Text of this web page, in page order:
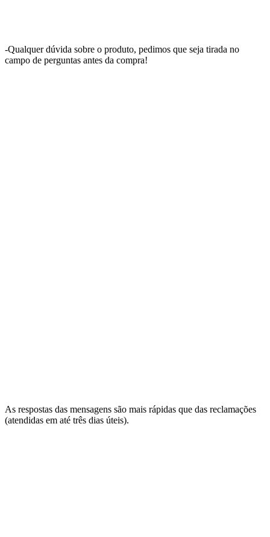
-Qualquer dúvida sobre o produto, pedimos que seja tirada no
campo de perguntas antes da compra!
As respostas das mensagens são mais rápidas que das reclamações
(atendidas em até três dias úteis).